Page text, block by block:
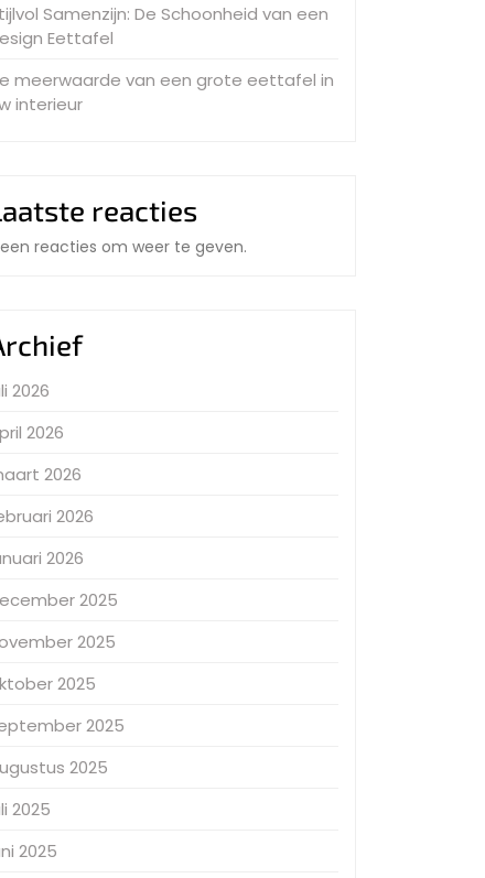
Samenzijn: De Schoonheid van een
Eettafel
meerwaarde van een grote eettafel in
interieur
reacties
reacties om weer te geven.
2026
2026
2026
2026
2026
2025
2025
2025
2025
2025
2025
2025